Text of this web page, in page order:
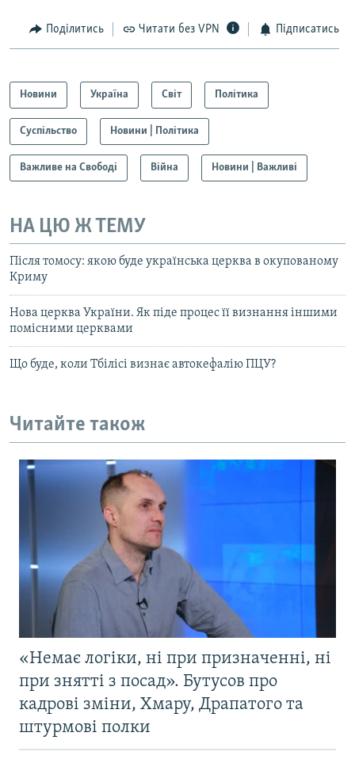
Поділитись Читати без VPN Підписатись
Новини Україна Світ Політика
Суспільство Новини | Політика
Важливе на Свободі Війна Новини | Важливі
НА ЦЮ Ж ТЕМУ
Після томосу: якою буде українська церква в окупованому
Криму
Нова церква України. Як піде процес її визнання іншими
помісними церквами
Що буде, коли Тбілісі визнає автокефалію ПЦУ?
Читайте також
«Немає логіки, ні при призначенні, ні
при знятті з посад». Бутусов про
кадрові зміни, Хмару, Драпатого та
штурмові полки